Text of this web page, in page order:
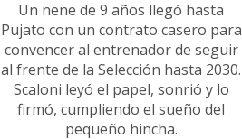
Un nene de 9 años llegó hasta
Pujato con un contrato casero para
convencer al entrenador de seguir
al frente de la Selección hasta 2030.
Scaloni leyó el papel, sonrió y lo
firmó, cumpliendo el sueño del
pequeño hincha.